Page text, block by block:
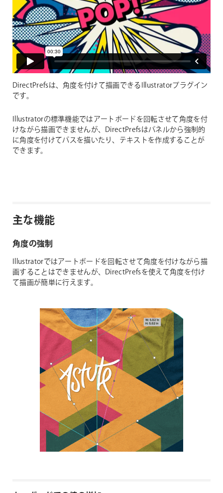
DirectPrefsは、角度を付けて描画できるIllustratorプラグイン
です。
Illustratorの標準機能ではアートボードを回転させて角度を付
けながら描画できませんが、DirectPrefsはパネルから強制的
に角度を付けてパスを描いたり、テキストを作成することが
できます。
主な機能
角度の強制
Illustratorではアートボードを回転させて角度を付けながら描
画することはできませんが、DirectPrefsを使えて角度を付け
て描画が簡単に行えます。